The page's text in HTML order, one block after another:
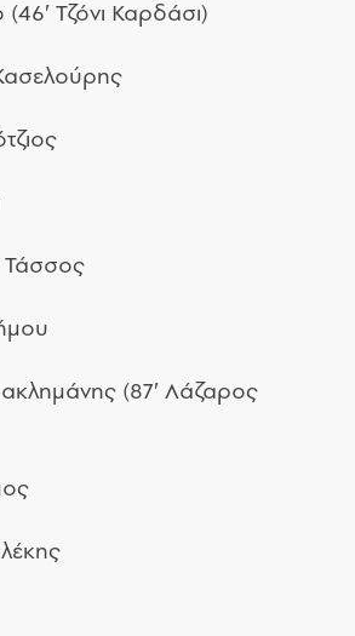
(46′ Τζόνι Καρδάσι)
Τάσσος
(87′ Λάζαρος